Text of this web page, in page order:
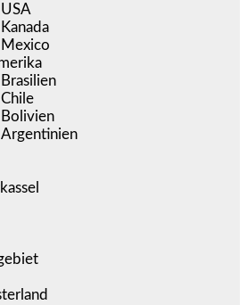
USA
Kanada
Mexico
Brasilien
Chile
Bolivien
Argentinien